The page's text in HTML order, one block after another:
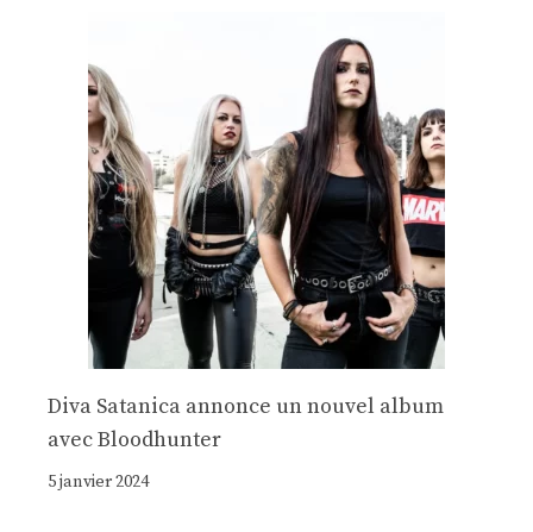
Diva Satanica annonce un nouvel album
avec Bloodhunter
5 janvier 2024